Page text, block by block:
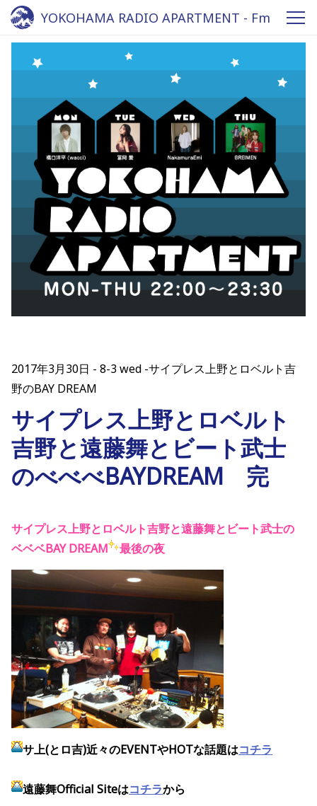
YOKOHAMA RADIO APARTMENT - Fm
yokohama 84.7
2017年3月30日
8-3 wed -サイプレス上野とロベルト吉
野のBAY DREAM
サイプレス上野とロベルト
吉野と遠藤舞とビート武士
のべべべBAYDREAM 完
サイプレス上野とロベルト吉野と遠藤舞とビート武士の
ベベベBAY DREAM
最後の夜
サ上(とロ吉)近々のEVENTやHOTな話題はコチラ
遠藤舞Official Siteはコチラから